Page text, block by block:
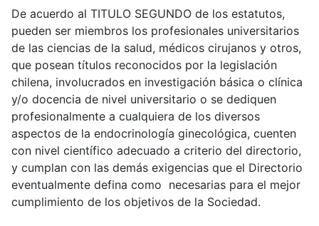
De acuerdo al TITULO SEGUNDO de los estatutos,
pueden ser miembros los profesionales universitarios
de las ciencias de la salud, médicos cirujanos y otros,
que posean títulos reconocidos por la legislación
chilena, involucrados en investigación básica o clínica
y/o docencia de nivel universitario o se dediquen
profesionalmente a cualquiera de los diversos
aspectos de la endocrinología ginecológica, cuenten
con nivel científico adecuado a criterio del directorio,
y cumplan con las demás exigencias que el Directorio
eventualmente defina como necesarias para el mejor
cumplimiento de los objetivos de la Sociedad.